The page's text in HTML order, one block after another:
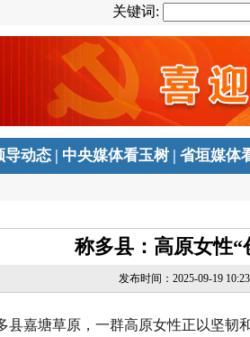
关键词:
导动态| 中央媒体看玉树| 省垣媒体
称多县：高原女性
发布时间：2025-09-19
嘉塘草原，一群高原女性正以坚韧